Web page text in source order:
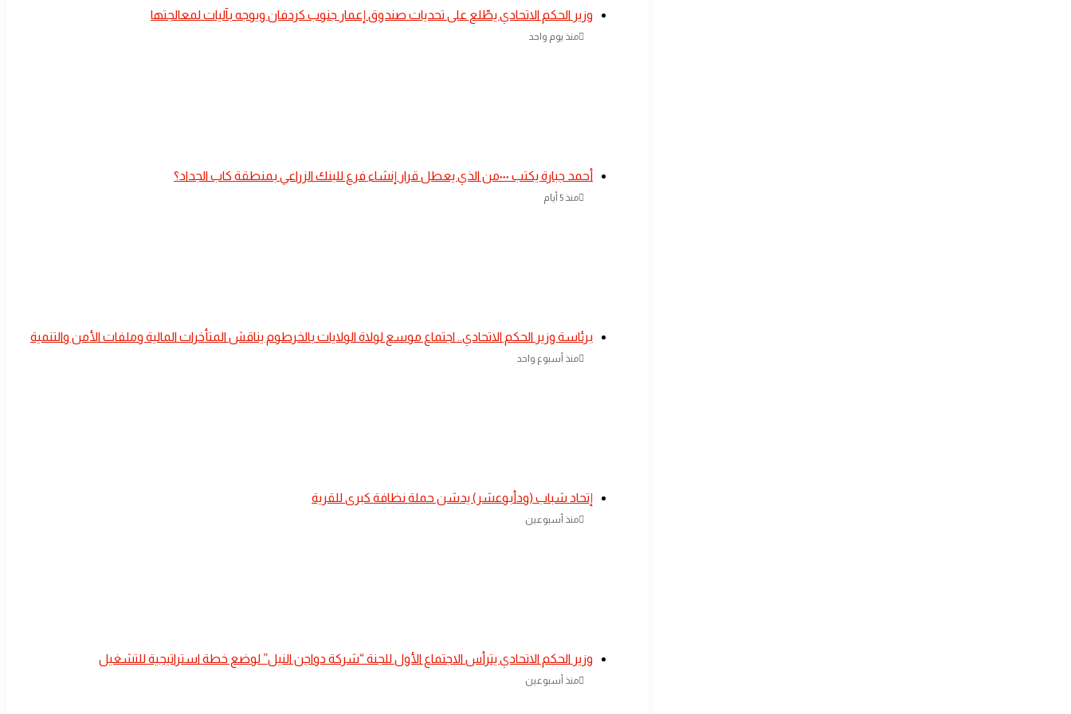
​وزير الحكم الاتحادي يطّلع على تحديات صندوق إعمار جنوب كردفان ويوجه بآليات لمعالجتها
منذ يوم واحد
أحمد جبارة يكتب ٠٠٠من الذي يعطل قرار إنشاء فرع للبنك الزراعي بمنطقة كاب الجداد؟
منذ 5 أيام
​برئاسة وزير الحكم الاتحادي.. اجتماع موسع لولاة الولايات بالخرطوم يناقش المتأخرات المالية وملفات الأمن والتنمية
منذ أسبوع واحد
إتحاد شباب (ودأبوعشر) يدشن حملة نظافة كبرى للقرية
منذ أسبوعين
وزير الحكم الاتحادي يترأس الاجتماع الأول للجنة “شركة دواجن النيل” لوضع خطة استراتيجية للتشغيل
منذ أسبوعين